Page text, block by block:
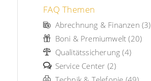
FAQ Themen
Abrechnung & Finanzen (3)
Boni & Premiumwelt (20)
Qualitätssicherung (4)
Service Center (2)